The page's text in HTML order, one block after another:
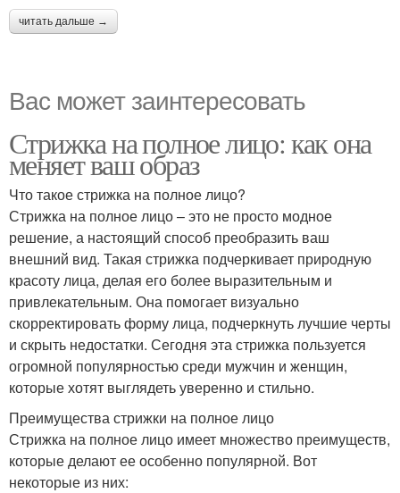
читать дальше →
Вас может заинтересовать
Стрижка на полное лицо: как она
меняет ваш образ
Что такое стрижка на полное лицо?
Стрижка на полное лицо – это не просто модное
решение, а настоящий способ преобразить ваш
внешний вид. Такая стрижка подчеркивает природную
красоту лица, делая его более выразительным и
привлекательным. Она помогает визуально
скорректировать форму лица, подчеркнуть лучшие черты
и скрыть недостатки. Сегодня эта стрижка пользуется
огромной популярностью среди мужчин и женщин,
которые хотят выглядеть уверенно и стильно.
Преимущества стрижки на полное лицо
Стрижка на полное лицо имеет множество преимуществ,
которые делают ее особенно популярной. Вот
некоторые из них: